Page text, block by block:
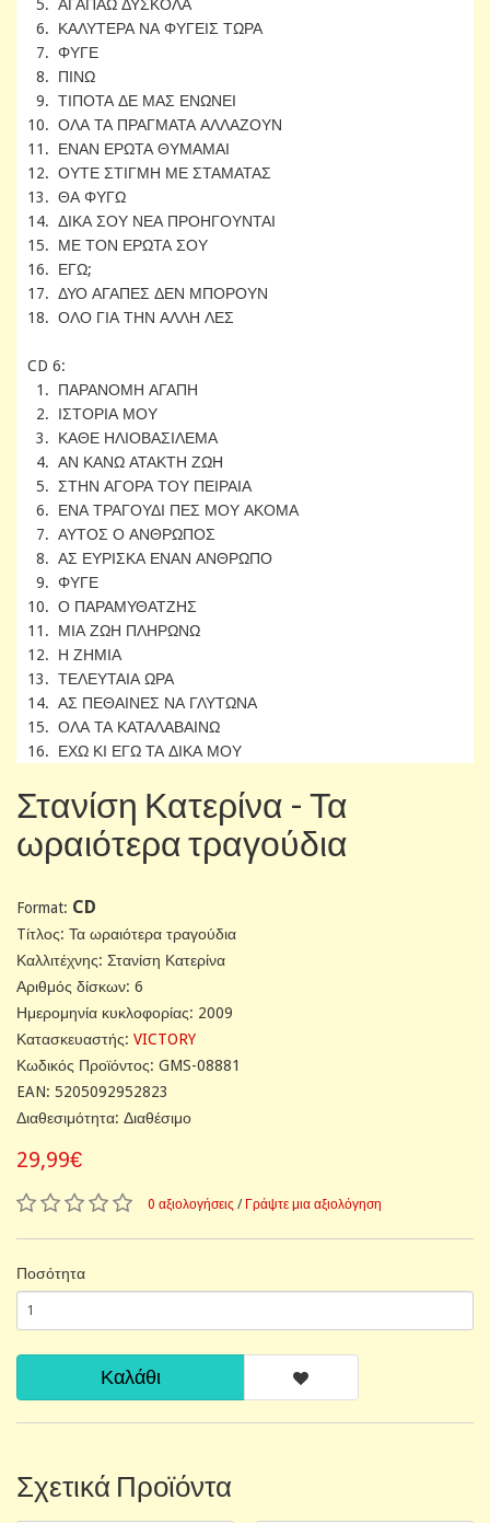
5. ΑΓΑΠΑΩ ΔΥΣΚΟΛΑ
6. ΚΑΛΥΤΕΡΑ ΝΑ ΦΥΓΕΙΣ ΤΩΡΑ
7. ΦΥΓΕ
8. ΠΙΝΩ
9. ΤΙΠΟΤΑ ΔΕ ΜΑΣ ΕΝΩΝΕΙ
10. ΟΛΑ ΤΑ ΠΡΑΓΜΑΤΑ ΑΛΛΑΖΟΥΝ
11. ΕΝΑΝ ΕΡΩΤΑ ΘΥΜΑΜΑΙ
12. ΟΥΤΕ ΣΤΙΓΜΗ ΜΕ ΣΤΑΜΑΤΑΣ
13. ΘΑ ΦΥΓΩ
14. ΔΙΚΑ ΣΟΥ ΝΕΑ ΠΡΟΗΓΟΥΝΤΑΙ
15. ΜΕ ΤΟΝ ΕΡΩΤΑ ΣΟΥ
16. ΕΓΩ;
17. ΔΥΟ ΑΓΑΠΕΣ ΔΕΝ ΜΠΟΡΟΥΝ
18. ΟΛΟ ΓΙΑ ΤΗΝ ΑΛΛΗ ΛΕΣ
CD 6:
1. ΠΑΡΑΝΟΜΗ ΑΓΑΠΗ
2. ΙΣΤΟΡΙΑ ΜΟΥ
3. ΚΑΘΕ ΗΛΙΟΒΑΣΙΛΕΜΑ
4. ΑΝ ΚΑΝΩ ΑΤΑΚΤΗ ΖΩΗ
5. ΣΤΗΝ ΑΓΟΡΑ ΤΟΥ ΠΕΙΡΑΙΑ
6. ΕΝΑ ΤΡΑΓΟΥΔΙ ΠΕΣ ΜΟΥ ΑΚΟΜΑ
7. ΑΥΤΟΣ Ο ΑΝΘΡΩΠΟΣ
8. ΑΣ ΕΥΡΙΣΚΑ ΕΝΑΝ ΑΝΘΡΩΠΟ
9. ΦΥΓΕ
10. Ο ΠΑΡΑΜΥΘΑΤΖΗΣ
11. ΜΙΑ ΖΩΗ ΠΛΗΡΩΝΩ
12. Η ΖΗΜΙΑ
13. ΤΕΛΕΥΤΑΙΑ ΩΡΑ
14. ΑΣ ΠΕΘΑΙΝΕΣ ΝΑ ΓΛΥΤΩΝΑ
15. ΟΛΑ ΤΑ ΚΑΤΑΛΑΒΑΙΝΩ
16. ΕΧΩ ΚΙ ΕΓΩ ΤΑ ΔΙΚΑ ΜΟΥ
Στανίση Κατερίνα - Τα
ωραιότερα τραγούδια
Format: CD
Tίτλος: Τα ωραιότερα τραγούδια
Καλλιτέχνης: Στανίση Κατερίνα
Αριθμός δίσκων: 6
Ημερομηνία κυκλοφορίας: 2009
Κατασκευαστής: VICTORY
Κωδικός Προϊόντος: GMS-08881
EAN: 5205092952823
Διαθεσιμότητα: Διαθέσιμο
29,99€
0 αξιολογήσεις / Γράψτε μια αξιολόγηση
Ποσότητα
Καλάθι
Σχετικά Προϊόντα